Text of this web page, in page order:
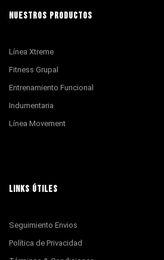
NUESTROS PRODUCTOS
Línea Xtreme
Fitness Grupal
Entrenamiento Funcional
Indumentaria
Línea Movement
LINKS ÚTILES
Seguimiento Envios
Política de Privacidad